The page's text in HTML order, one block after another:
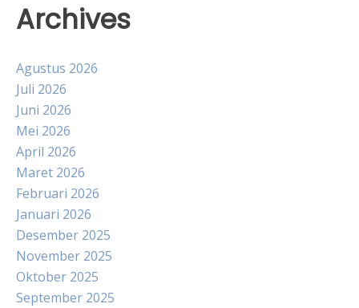
Archives
Agustus 2026
Juli 2026
Juni 2026
Mei 2026
April 2026
Maret 2026
Februari 2026
Januari 2026
Desember 2025
November 2025
Oktober 2025
September 2025